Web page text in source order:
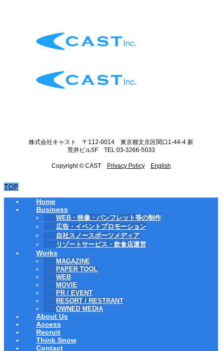
株式会社キャスト 〒112-0014 東京都文京区関口1-44-4 新
荒井ビル5F TEL 03-3266-5033
Copyright © CAST Privacy Policy English
TOP
Home
Business
WEB・映像・パンフレット等の制作
広告・イベントプロモーション
自社スノースポーツメディア
リゾートサービス・飲食店運営
Works
MAGAZINE
PAPER TOOL
WEB
MOVIE
PR / EVENT
RESORT / RESTRANT
OWNED MEDIA
About Us
Access
Recruit
Think Snow
Contact